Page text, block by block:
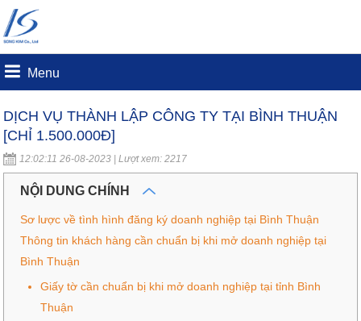
Menu
DỊCH VỤ THÀNH LẬP CÔNG TY TẠI BÌNH THUẬN
[CHỈ 1.500.000Đ]
12:02:11 26-08-2023 | Lượt xem: 2217
NỘI DUNG CHÍNH
Sơ lược về tình hình đăng ký doanh nghiệp tại Bình Thuận
Thông tin khách hàng cần chuẩn bị khi mở doanh nghiệp tại
Bình Thuận
Giấy tờ cần chuẩn bị khi mở doanh nghiệp tại tỉnh Bình
Thuận